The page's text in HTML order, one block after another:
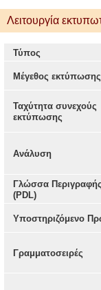
Λειτουργία
Τύπος
Μέγεθος εκτύπωσης
Ταχύτητα συνεχούς
εκτύπωσης
Ανάλυση
Γλώσσα
(PDL)
Υποστηριζόμενο
Γραμματοσειρές